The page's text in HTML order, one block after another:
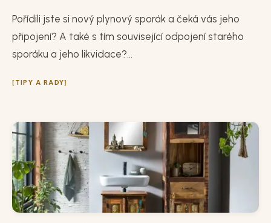
Pořídili jste si nový plynový sporák a čeká vás jeho
připojení? A také s tím související odpojení starého
sporáku a jeho likvidace?...
TIPY A RADY